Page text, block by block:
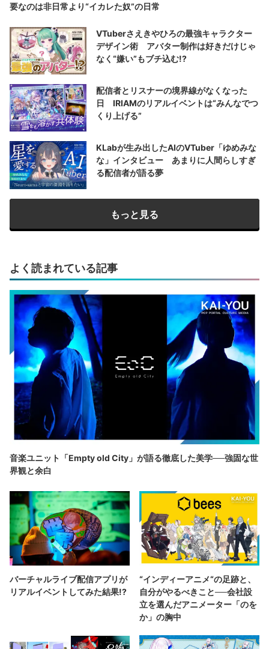
要なのは非日常より“イカレた奴”の日常
VTuberさえきやひろの最強キャラクター
デザイン術 アバター制作は好きだけじゃ
なく“嫌い”もブチ込む!?
配信者とリスナーの境界線がなくなった
日 IRIAMのリアルイベントは“みんなでつ
くり上げる”
KLabが生み出したAIのVTuber「ゆめみな
な」インタビュー あまりに人間らしすぎ
る配信者が語る夢
もっと見る
よく読まれている記事
音楽ユニット「Empty old City」が語る徹底した美学──強固な世
界観と余白
バーチャルライブ配信アプリが
リアルイベントしてみた結果!?
“インディーアニメ“の足跡と、
自分がやるべきこと──会社設
立を選んだアニメーター「のを
か」の胸中